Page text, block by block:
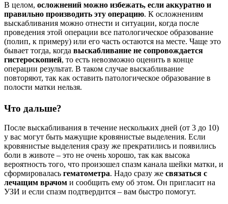
В целом, осложнений можно избежать, если аккуратно и
правильно производить эту операцию. К осложнениям
выскабливания можно отнести и ситуации, когда после
проведения этой операции все патологическое образование
(полип, к примеру) или его часть остаются на месте. Чаще это
бывает тогда, когда выскабливание не сопровождается
гистероскопией, то есть невозможно оценить в конце
операции результат. В таком случае выскабливание
повторяют, так как оставить патологическое образование в
полости матки нельзя.
Что дальше?
После выскабливания в течение нескольких дней (от 3 до 10)
у вас могут быть мажущие кровянистые выделения. Если
кровянистые выделения сразу же прекратились и появились
боли в животе – это не очень хорошо, так как высока
вероятность того, что произошел спазм канала шейки матки, и
сформировалась гематометра. Надо сразу же связаться с
лечащим врачом и сообщить ему об этом. Он пригласит на
УЗИ и если спазм подтвердится – вам быстро помогут.